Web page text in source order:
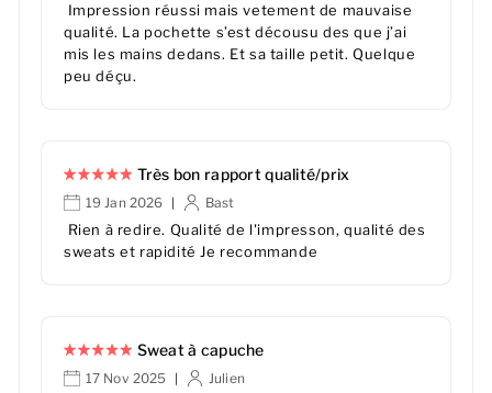
Impression réussi mais vetement de mauvaise
qualité. La pochette s’est décousu des que j’ai
mis les mains dedans. Et sa taille petit. Quelque
peu déçu.
Très bon rapport qualité/prix
19 Jan 2026 | Bast
Rien à redire. Qualité de l'impresson, qualité des
sweats et rapidité Je recommande
Sweat à capuche
17 Nov 2025 | Julien